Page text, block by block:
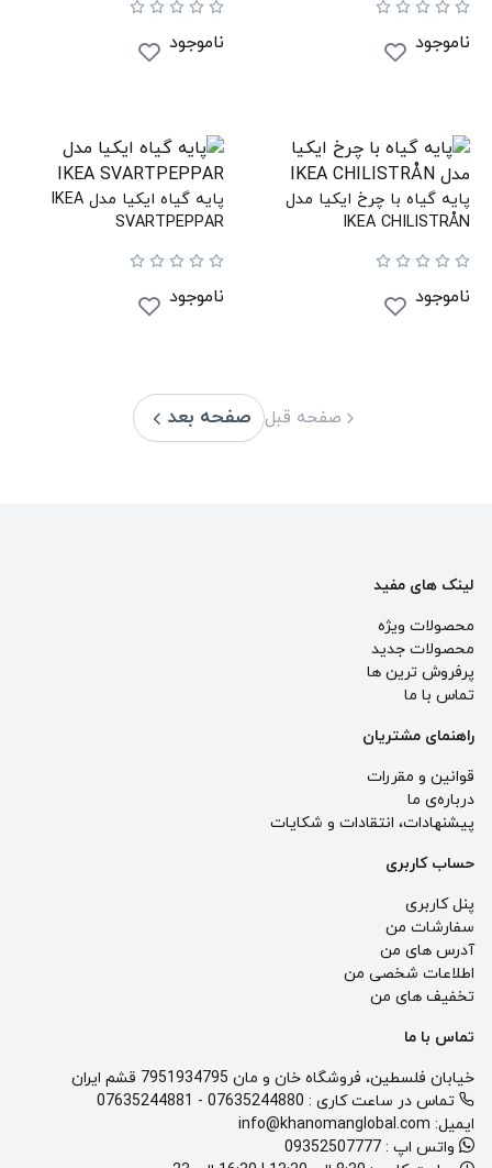
ناموجود ناموجود
پایه گیاه با چرخ ایکیا مدل
IKEA CHILISTRÅN
ناموجود
پایه گیاه ایکیا مدل IKEA
SVARTPEPPAR
ناموجود
صفحه قبل صفحه بعد
لینک های مفید
محصولات ویژه
محصولات جدید
پرفروش ترین‌ ها
تماس با ما
راهنمای مشتریان
قوانین و مقررات
درباره‌ی ما
پيشنهادات، انتقادات و شكايات
حساب کاربری
پنل کاربری
سفارشات من
آدرس های من
اطلاعات شخصی من
تخفیف های من
تماس با ما
خیابان فلسطین، فروشگاه خان و مان 7951934795 قشم ایران
تماس در ساعت کاری : 07635244880
-
07635244881
ایمیل: info@khanomanglobal.com
واتس اپ : 09352507777